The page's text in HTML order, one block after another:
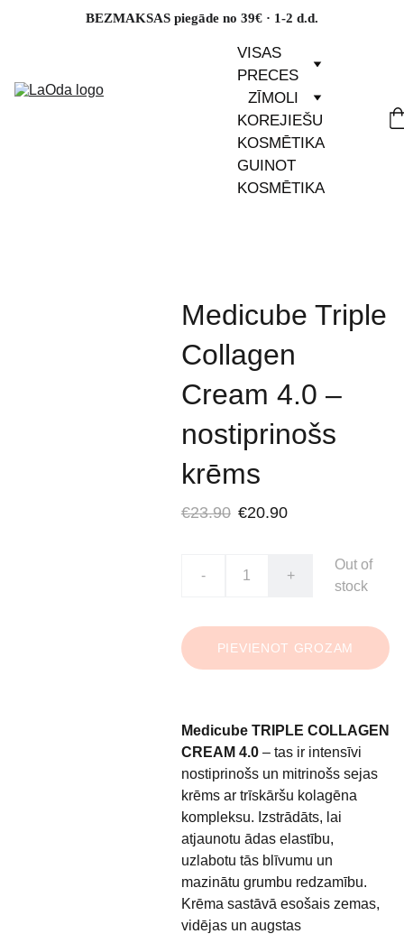
BEZMAKSAS piegāde no 39€ · 1-2 d.d.
VISAS
PRECES
ZĪMOLI
KOREJIEŠU
KOSMĒTIKA
GUINOT
KOSMĒTIKA
Medicube Triple
Collagen
Cream 4.0 –
nostiprinošs
krēms
€23.90 €20.90
- +
Out of
stock
PIEVIENOT GROZAM
Medicube TRIPLE COLLAGEN
CREAM 4.0– tas ir intensīvi
nostiprinošs un mitrinošs sejas
krēms ar trīskāršu kolagēna
kompleksu. Izstrādāts, lai
atjaunotu ādas elastību,
uzlabotu tās blīvumu un
mazinātu grumbu redzamību.
Krēma sastāvā esošais zemas,
vidējas un augstas